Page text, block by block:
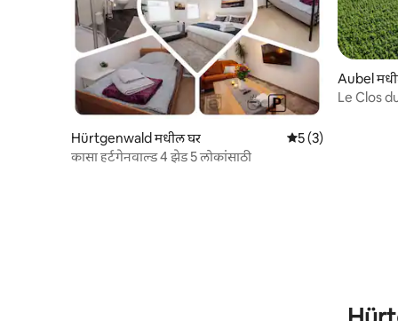
Hürtgenwald मधील घर 5 पैकी 5 सरासरी रेटिंग,
5 (3)
कासा हर्टगेनवाल्ड 4 झेड 5 लोकांसाठी
Aubel
Le Clos